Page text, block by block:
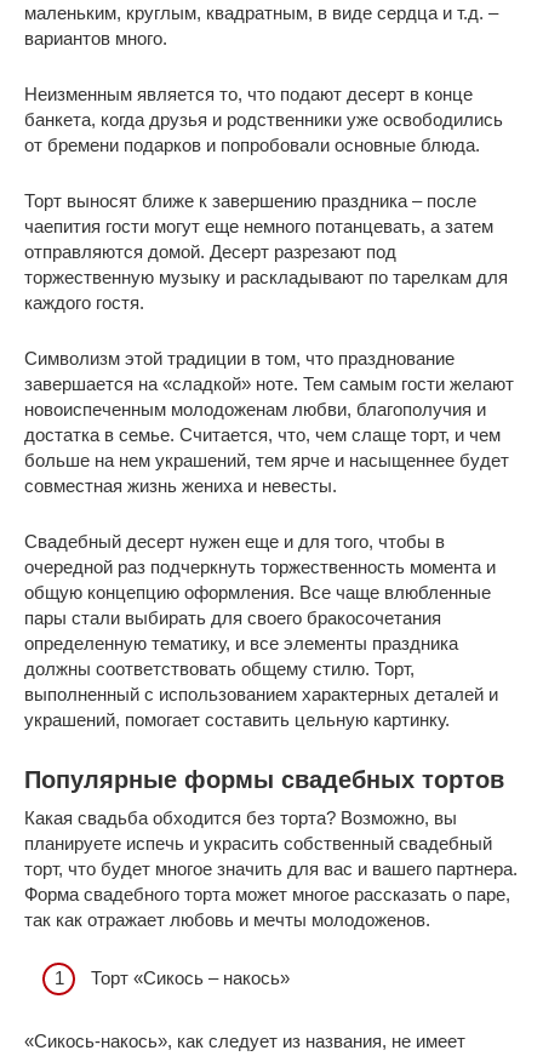
маленьким, круглым, квадратным, в виде сердца и т.д. –
вариантов много.
Неизменным является то, что подают десерт в конце
банкета, когда друзья и родственники уже освободились
от бремени подарков и попробовали основные блюда.
Торт выносят ближе к завершению праздника – после
чаепития гости могут еще немного потанцевать, а затем
отправляются домой. Десерт разрезают под
торжественную музыку и раскладывают по тарелкам для
каждого гостя.
Символизм этой традиции в том, что празднование
завершается на «сладкой» ноте. Тем самым гости желают
новоиспеченным молодоженам любви, благополучия и
достатка в семье. Считается, что, чем слаще торт, и чем
больше на нем украшений, тем ярче и насыщеннее будет
совместная жизнь жениха и невесты.
Свадебный десерт нужен еще и для того, чтобы в
очередной раз подчеркнуть торжественность момента и
общую концепцию оформления. Все чаще влюбленные
пары стали выбирать для своего бракосочетания
определенную тематику, и все элементы праздника
должны соответствовать общему стилю. Торт,
выполненный с использованием характерных деталей и
украшений, помогает составить цельную картинку.
Популярные формы свадебных тортов
Какая свадьба обходится без торта? Возможно, вы
планируете испечь и украсить собственный свадебный
торт, что будет многое значить для вас и вашего партнера.
Форма свадебного торта может многое рассказать о паре,
так как отражает любовь и мечты молодоженов.
Торт «Сикось – накось»
«Сикось-накось», как следует из названия, не имеет